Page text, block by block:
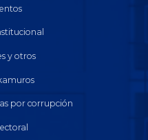
y otros
por corrupción